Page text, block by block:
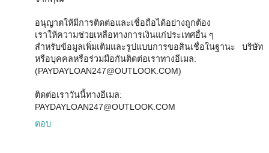
อนุญาตให้มีการติดต่อและเชื่อถือได้อย่างถูกต้อง
เราให้ความช่วยเหลือทางการเงินแก่ประเทศอื่น ๆ
สำหรับข้อมูลเพิ่มเติมและรูปแบบการขอสินเชื่อในฐานะ บริษัท
หรือบุคคลหรือร่วมมือกันติดต่อเราทางอีเมล:
(PAYDAYLOAN247@OUTLOOK.COM)
ติดต่อเราวันนี้ทางอีเมล:
PAYDAYLOAN247@OUTLOOK.COM
ตอบ